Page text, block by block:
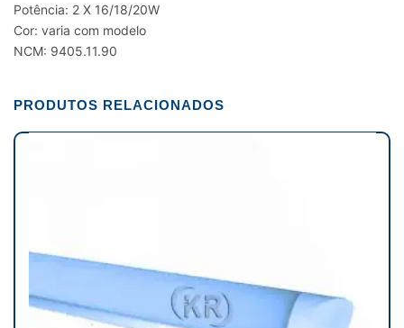
Potência: 2 X 16/18/20W
Cor: varia com modelo
NCM: 9405.11.90
PRODUTOS RELACIONADOS